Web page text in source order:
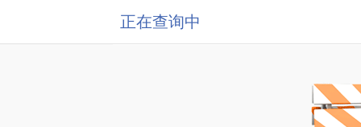
正在查询中